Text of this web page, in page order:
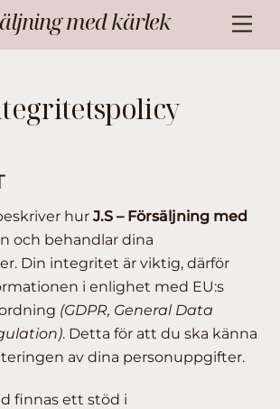
med kärlek
hurJ.S – Försäljning med
och behandlar dina
Din integritet är viktig, därför
i enlighet med EU:s
(GDPR, General Data
. Detta för att du ska känna
av dina personuppgifter.
finnas ett stöd i